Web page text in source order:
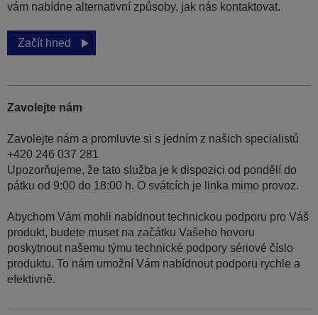
vám nabídne alternativní způsoby, jak nás kontaktovat.
Začít hned
Zavolejte nám
Zavolejte nám a promluvte si s jedním z našich specialistů
+420 246 037 281
Upozorňujeme, že tato služba je k dispozici od pondělí do
pátku od 9:00 do 18:00 h. O svátcích je linka mimo provoz.
Abychom Vám mohli nabídnout technickou podporu pro Váš
produkt, budete muset na začátku Vašeho hovoru
poskytnout našemu týmu technické podpory sériové číslo
produktu. To nám umožní Vám nabídnout podporu rychle a
efektivně.